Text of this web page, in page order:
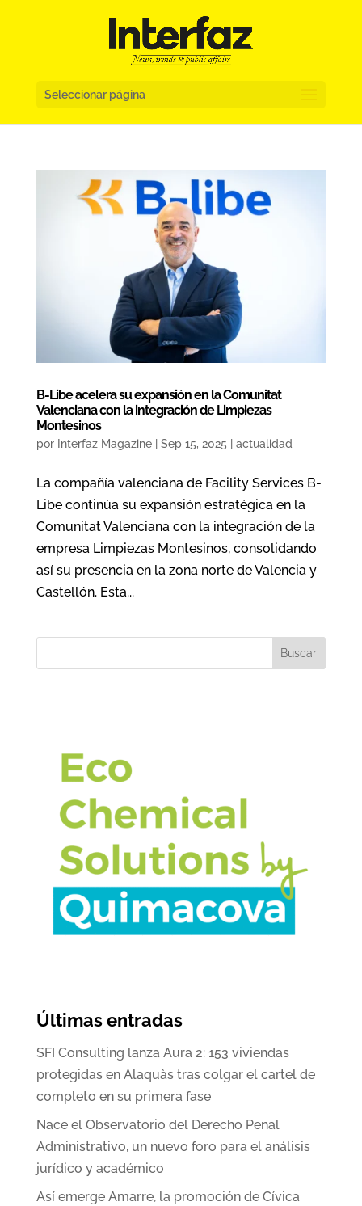
Seleccionar página
B-Libe acelera su expansión en la Comunitat
Valenciana con la integración de Limpiezas
Montesinos
por Interfaz Magazine| Sep 15, 2025 actualidad
La compañía valenciana de Facility Services B-
Libe continúa su expansión estratégica en la
Comunitat Valenciana con la integración de la
empresa Limpiezas Montesinos, consolidando
así su presencia en la zona norte de Valencia y
Castellón. Esta...
Buscar
Últimas entradas
SFI Consulting lanza Aura 2: 153 viviendas
protegidas en Alaquàs tras colgar el cartel de
completo en su primera fase
Nace el Observatorio del Derecho Penal
Administrativo, un nuevo foro para el análisis
jurídico y académico
Así emerge Amarre, la promoción de Cívica